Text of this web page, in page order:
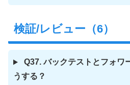
検証/レビュー（6）
Q37. バックテストとフォワ
うする？